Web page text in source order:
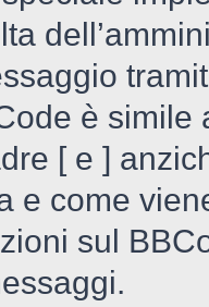
è simile
[ e ]
e come
sul